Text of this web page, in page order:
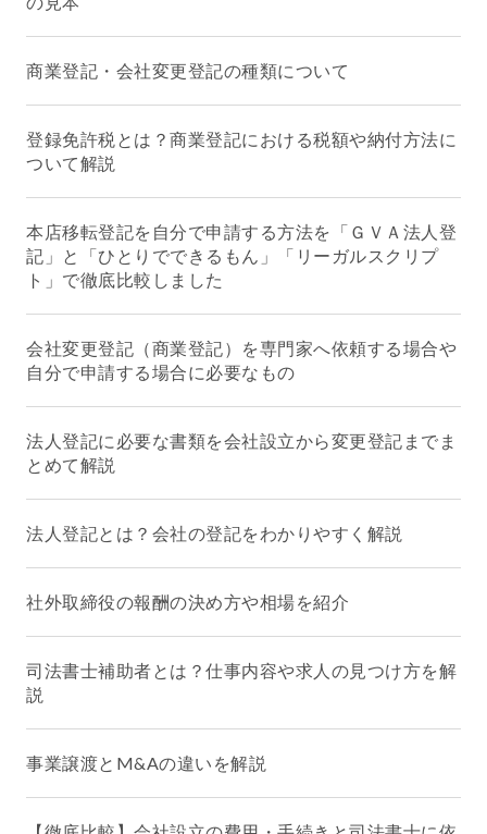
商業登記・会社変更登記の種類について
登録免許税とは？商業登記における税額や納付方法に
ついて解説
本店移転登記を自分で申請する方法を「ＧＶＡ法人登
記」と「ひとりでできるもん」「リーガルスクリプ
ト」で徹底比較しました
会社変更登記（商業登記）を専門家へ依頼する場合や
自分で申請する場合に必要なもの
法人登記に必要な書類を会社設立から変更登記までま
とめて解説
法人登記とは？会社の登記をわかりやすく解説
社外取締役の報酬の決め方や相場を紹介
司法書士補助者とは？仕事内容や求人の見つけ方を解
説
事業譲渡とM&Aの違いを解説